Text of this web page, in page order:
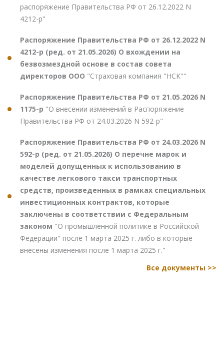
распоряжение Правительства РФ от 26.12.2022 N
4212-р"
Распоряжение Правительства РФ от 26.12.2022 N
4212-р (ред. от 21.05.2026) О вхождении на
безвозмездной основе в состав совета
директоров ООО "Страховая компания "НСК""
Распоряжение Правительства РФ от 21.05.2026 N
1175-р "О внесении изменений в Распоряжение
Правительства РФ от 24.03.2026 N 592-р"
Распоряжение Правительства РФ от 24.03.2026 N
592-р (ред. от 21.05.2026) О перечне марок и
моделей допущенных к использованию в
качестве легкового такси транспортных
средств, произведенных в рамках специальных
инвестиционных контрактов, которые
заключены в соответствии с Федеральным
законом "О промышленной политике в Российской
Федерации" после 1 марта 2025 г. либо в которые
внесены изменения после 1 марта 2025 г."
Все документы >>